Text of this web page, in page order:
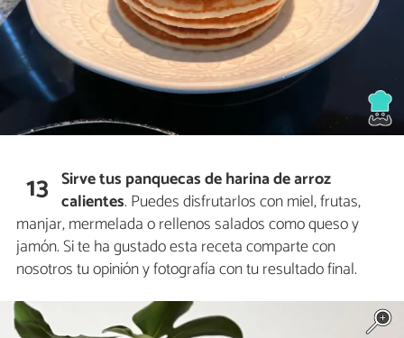
13 Sirve tus panquecas de harina de arroz
calientes. Puedes disfrutarlos con miel, frutas,
manjar, mermelada o rellenos salados como queso y
jamón. Si te ha gustado esta receta comparte con
nosotros tu opinión y fotografía con tu resultado final.